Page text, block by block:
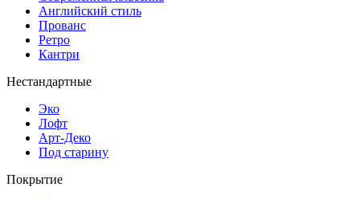
Английский стиль
Прованс
Ретро
Кантри
Нестандартные
Эко
Лофт
Арт-Деко
Под старину
Покрытие